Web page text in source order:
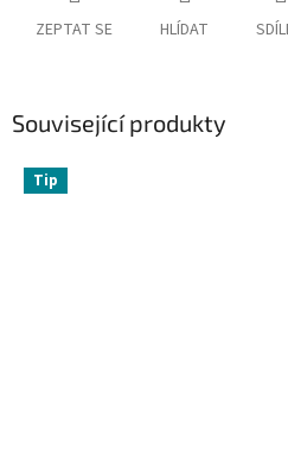
ZEPTAT SE HLÍDAT
Související produkty
Tip